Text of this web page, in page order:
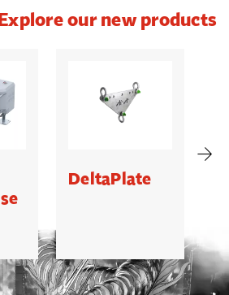
our new products
DeltaPlate